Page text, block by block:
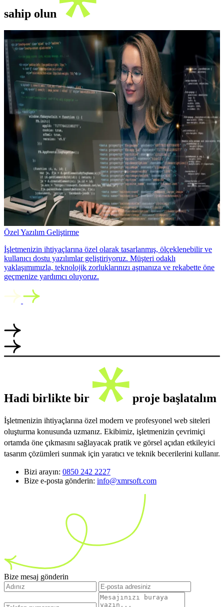
sahip olun
Özel Yazılım Geliştirme
İşletmenizin ihtiyaçlarına özel olarak tasarlanmış, ölçeklenebilir ve
kullanıcı dostu yazılımlar geliştiriyoruz. Müşteri odaklı
yaklaşımımızla, teknolojik zorluklarınızı aşmanıza ve rekabette öne
geçmenize yardımcı oluyoruz.
Hadi birlikte bir proje başlatalım
İşletmenizin ihtiyaçlarına özel modern ve profesyonel web siteleri
oluşturma konusunda uzmanız. Ekibimiz, işletmenizin çevrimiçi
ortamda öne çıkmasını sağlayacak pratik ve görsel açıdan etkileyici
tasarım çözümleri sunmak için yaratıcı ve teknik becerilerini kullanır.
Bizi arayın: 0850 242 2227
Bize e-posta gönderin: info@xmrsoft.com
Bize mesaj gönderin